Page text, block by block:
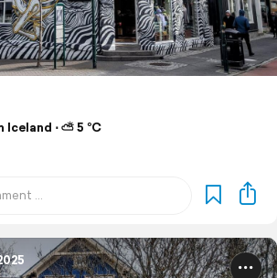
⋅ ⛅ 5 °C